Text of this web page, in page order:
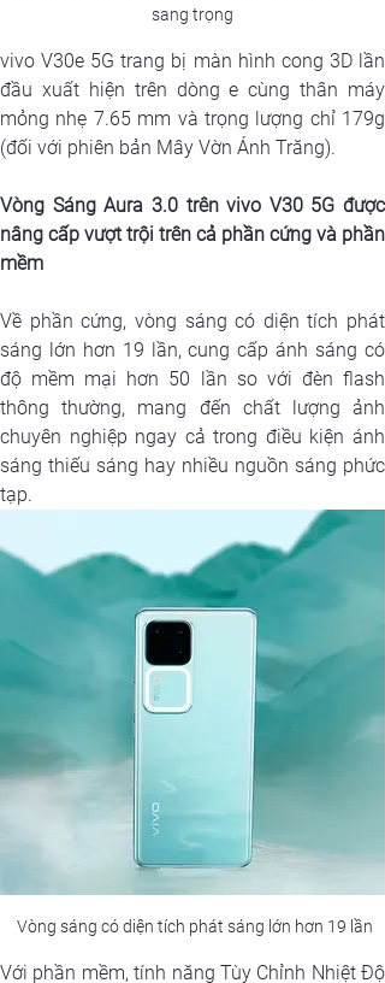
sang trọng
vivo V30e 5G trang bị màn hình cong 3D lần
đầu xuất hiện trên dòng e cùng thân máy
mỏng nhẹ 7.65 mm và trọng lượng chỉ 179g
(đối với phiên bản Mây Vờn Ánh Trăng).
Vòng Sáng Aura 3.0 trên vivo V30 5G được
nâng cấp vượt trội trên cả phần cứng và phần
mềm
Về phần cứng, vòng sáng có diện tích phát
sáng lớn hơn 19 lần, cung cấp ánh sáng có
độ mềm mại hơn 50 lần so với đèn flash
thông thường, mang đến chất lượng ảnh
chuyên nghiệp ngay cả trong điều kiện ánh
sáng thiếu sáng hay nhiều nguồn sáng phức
tạp.
Vòng sáng có diện tích phát sáng lớn hơn 19 lần
Với phần mềm, tính năng Tùy Chỉnh Nhiệt Độ